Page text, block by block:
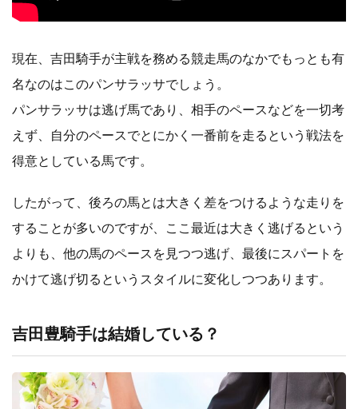
現在、吉田騎手が主戦を務める競走馬のなかでもっとも有
名なのはこのパンサラッサでしょう。
パンサラッサは逃げ馬であり、相手のペースなどを一切考
えず、自分のペースでとにかく一番前を走るという戦法を
得意としている馬です。
したがって、後ろの馬とは大きく差をつけるような走りを
することが多いのですが、ここ最近は大きく逃げるという
よりも、他の馬のペースを見つつ逃げ、最後にスパートを
かけて逃げ切るというスタイルに変化しつつあります。
吉田豊騎手は結婚している？